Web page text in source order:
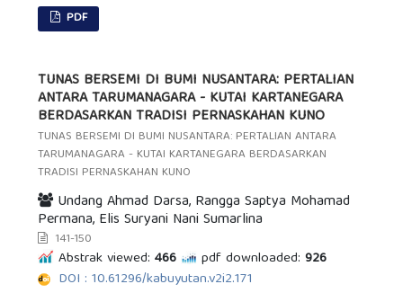
PDF
TUNAS BERSEMI DI BUMI NUSANTARA: PERTALIAN
ANTARA TARUMANAGARA - KUTAI KARTANEGARA
BERDASARKAN TRADISI PERNASKAHAN KUNO
TUNAS BERSEMI DI BUMI NUSANTARA: PERTALIAN ANTARA
TARUMANAGARA - KUTAI KARTANEGARA BERDASARKAN
TRADISI PERNASKAHAN KUNO
Undang Ahmad Darsa, Rangga Saptya Mohamad
Permana, Elis Suryani Nani Sumarlina
141-150
Abstrak viewed: 466 pdf downloaded: 926
DOI : 10.61296/kabuyutan.v2i2.171